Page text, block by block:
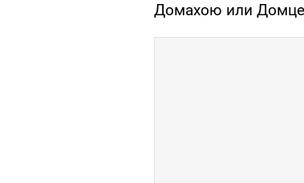
Домахою или